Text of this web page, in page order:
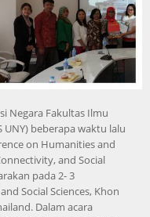
Negara Fakultas Ilmu
UNY) beberapa waktu lalu
on Humanities and
and Social
pada 2- 3
Social Sciences, Khon
Dalam acara